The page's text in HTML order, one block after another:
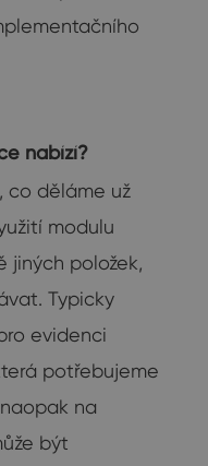
nabízí?
co děláme už
modulu
jiných položek,
Typicky
evidenci
potřebujeme
na
být